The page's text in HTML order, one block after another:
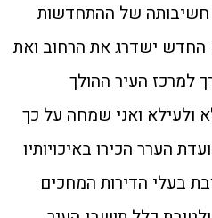
של ההתחדשות
החדש ישדרג את הרחוב ואת
למרכז העיר ההולך
ולעילא ואני שמחה על כך
הערר הכירו באיכויותיו
בעלי הדירות המחכים